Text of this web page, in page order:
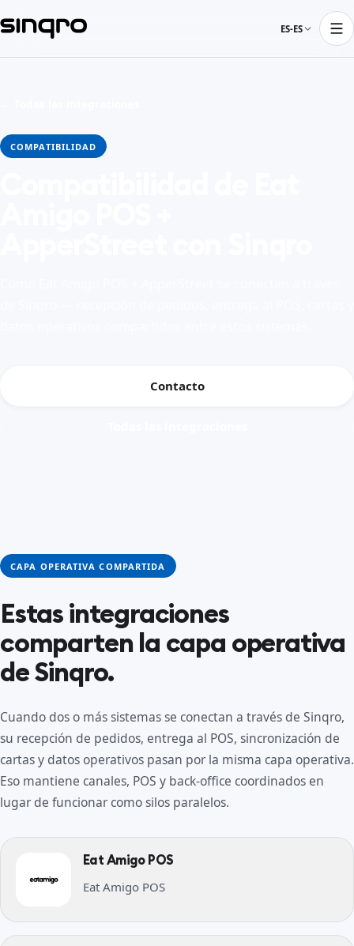
ES-ES
COMPATIBILIDAD
Contacto
CAPA OPERATIVA COMPARTIDA
Estas integraciones
comparten la capa operativa
de Sinqro.
Cuando dos o más sistemas se conectan a través de Sinqro,
su recepción de pedidos, entrega al POS, sincronización de
cartas y datos operativos pasan por la misma capa operativa.
Eso mantiene canales, POS y back-office coordinados en
lugar de funcionar como silos paralelos.
Eat Amigo POS
Eat Amigo POS